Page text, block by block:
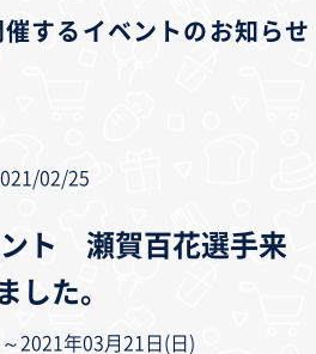
するイベントのお知らせ
02/25
ト 瀬賀百花選手来
した。
2021年03月21日(日)